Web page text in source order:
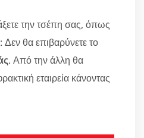
την τσέπη σας, όπως
Δεν θα επιβαρύνετε το
. Από την άλλη θα
εταιρεία κάνοντας